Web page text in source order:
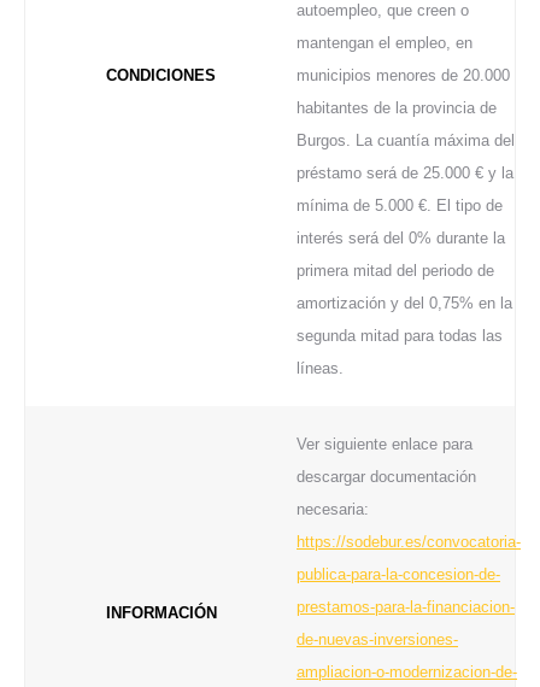
CONDICIONES
autoempleo, que creen o
mantengan el empleo, en
municipios menores de 20.000
habitantes de la provincia de
Burgos. La cuantía máxima del
préstamo será de 25.000 € y la
mínima de 5.000 €. El tipo de
interés será del 0% durante la
primera mitad del periodo de
amortización y del 0,75% en la
segunda mitad para todas las
líneas.
INFORMACIÓN
Ver siguiente enlace para
descargar documentación
necesaria:
https://sodebur.es/convocatoria-
publica-para-la-concesion-de-
prestamos-para-la-financiacion-
de-nuevas-inversiones-
ampliacion-o-modernizacion-de-